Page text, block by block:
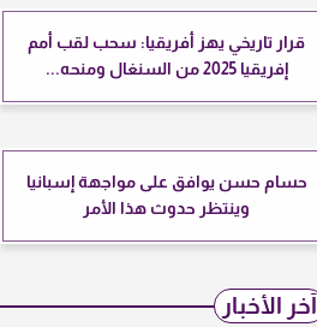
قرار تاريخي يهز أفريقيا: سحب لقب أمم
إفريقيا 2025 من السنغال ومنحه...
حسام حسن يوافق على مواجهة إسبانيا
وينتظر حدوث هذا الأمر
آخر الأخبار